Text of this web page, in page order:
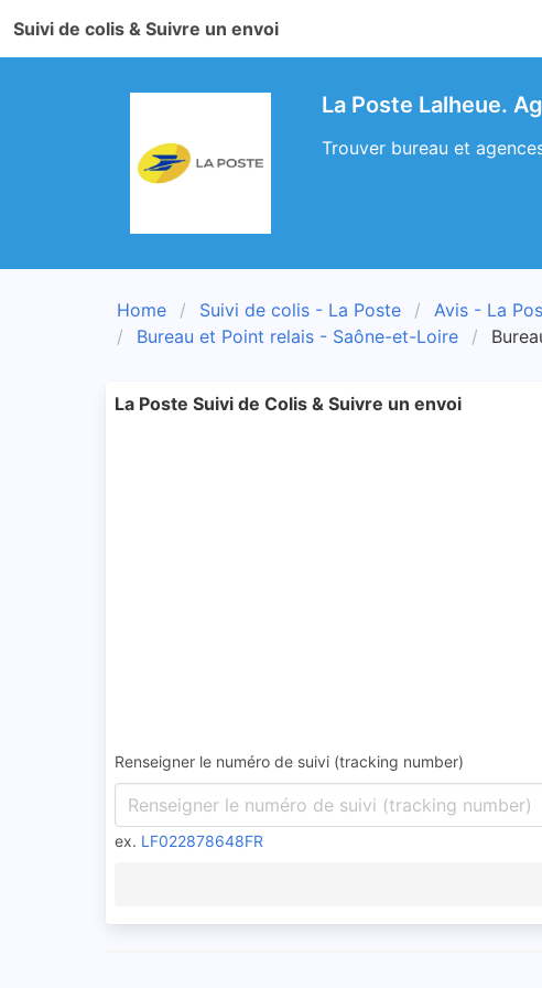
Suivi de colis & Suivre un envoi
La Poste Lalheue.
Trouver bureau et
Home Suivi de colis - La Poste Avis - La
Bureau et Point relais - Saône-et-Loire
La Poste Suivi de Colis & Suivre un envoi
Renseigner le numéro de suivi (tracking number)
ex. LF022878648FR